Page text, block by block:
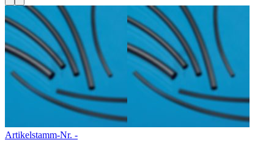
Artikelstamm-Nr. -